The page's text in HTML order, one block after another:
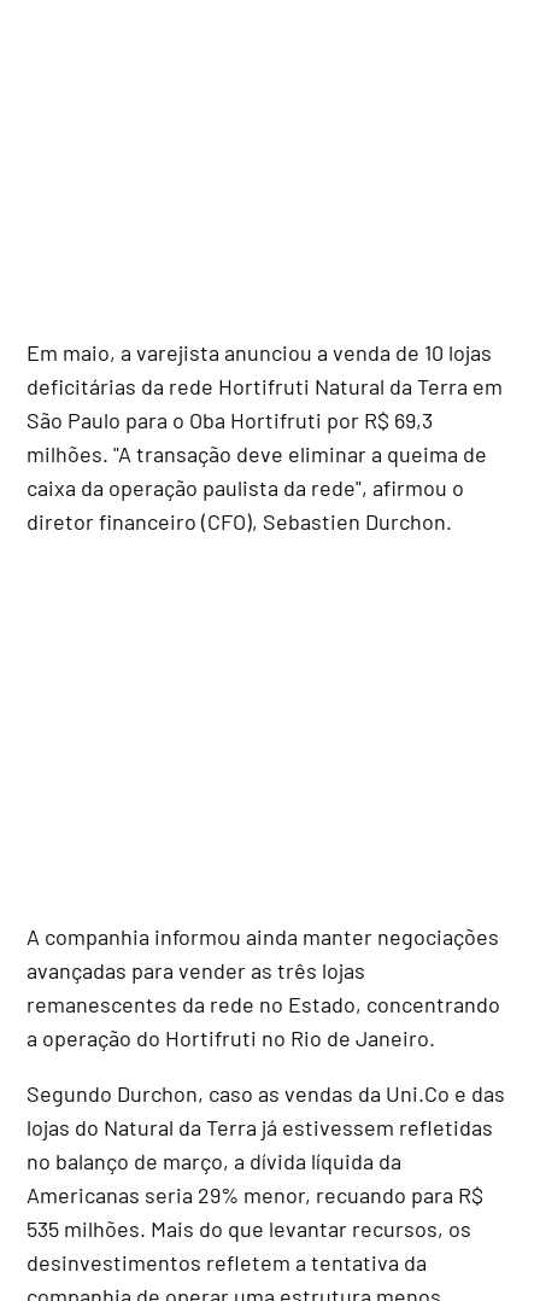
Em maio, a varejista anunciou a venda de 10 lojas
deficitárias da rede Hortifruti Natural da Terra em
São Paulo para o Oba Hortifruti por R$ 69,3
milhões. "A transação deve eliminar a queima de
caixa da operação paulista da rede", afirmou o
diretor financeiro (CFO), Sebastien Durchon.
A companhia informou ainda manter negociações
avançadas para vender as três lojas
remanescentes da rede no Estado, concentrando
a operação do Hortifruti no Rio de Janeiro.
Segundo Durchon, caso as vendas da Uni.Co e das
lojas do Natural da Terra já estivessem refletidas
no balanço de março, a dívida líquida da
Americanas seria 29% menor, recuando para R$
535 milhões. Mais do que levantar recursos, os
desinvestimentos refletem a tentativa da